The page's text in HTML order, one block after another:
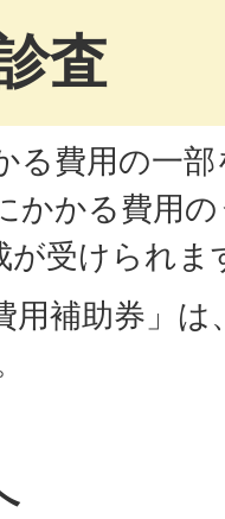
査
る費用の一
かかる費用
が受けられま
補助券」は